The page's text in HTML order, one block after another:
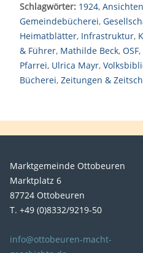
Schlagwörter: 1924, Ansichten
Gemeindebücherei,
Heimatblätter, Infrastruktur,
& Führer, Mathilde Beck, OSF,
Pfarrei, Ulrica Mayr,
Bücherei, Zeitungen &
Marktgemeinde Ottobeuren
Marktplatz 6
87724 Ottobeuren
T. +49 (0)8332/9219-50
info@ottobeuren-macht-